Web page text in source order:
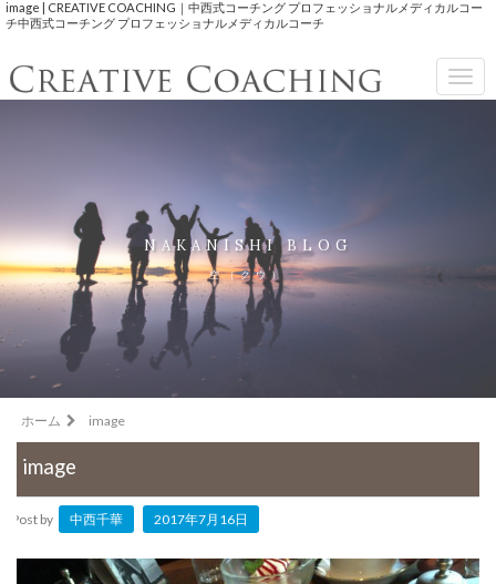
image | CREATIVE COACHING｜中西式コーチング プロフェッショナルメディカルコー
チ中西式コーチング プロフェッショナルメディカルコーチ
NAKANISHI BLOG
空（クウ）
ホーム image
image
Post by 中西千華 2017年7月16日